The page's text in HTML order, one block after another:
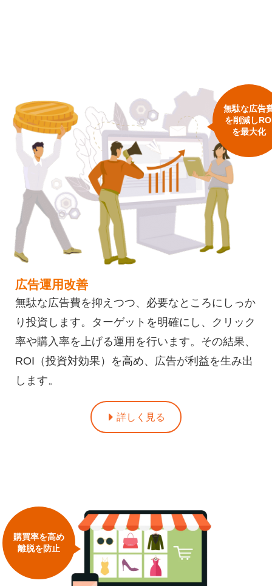
無駄な広告
を削減し
を最大化
広告運用改善
無駄な広告費を抑えつつ、必要なところにしっか
り投資します。ターゲットを明確にし、クリック
率や購入率を上げる運用を行います。その結果、
ROI（投資対効果）を高め、広告が利益を生み出
します。
詳しく見る
購買率を高め
離脱を防止